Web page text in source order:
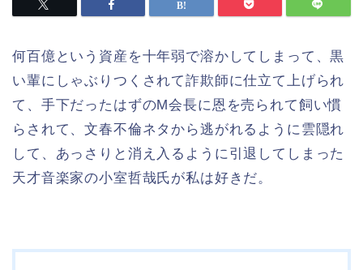
何百億という資産を十年弱で溶かしてしまって、黒
い輩にしゃぶりつくされて詐欺師に仕立て上げられ
て、手下だったはずのM会長に恩を売られて飼い慣
らされて、文春不倫ネタから逃がれるように雲隠れ
して、あっさりと消え入るように引退してしまった
天才音楽家の小室哲哉氏が私は好きだ。